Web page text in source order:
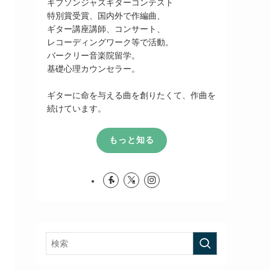
ギブソンジャズギターコンテスト
特別賞受賞、国内外で作編曲、
ギター講座講師、コンサート、
レコーディングワーク等で活動。
バークリー音楽院留学。
基礎心理カウンセラー。
ギターに命を与える曲を創りたくて、作曲を
続けています。
もっと知る